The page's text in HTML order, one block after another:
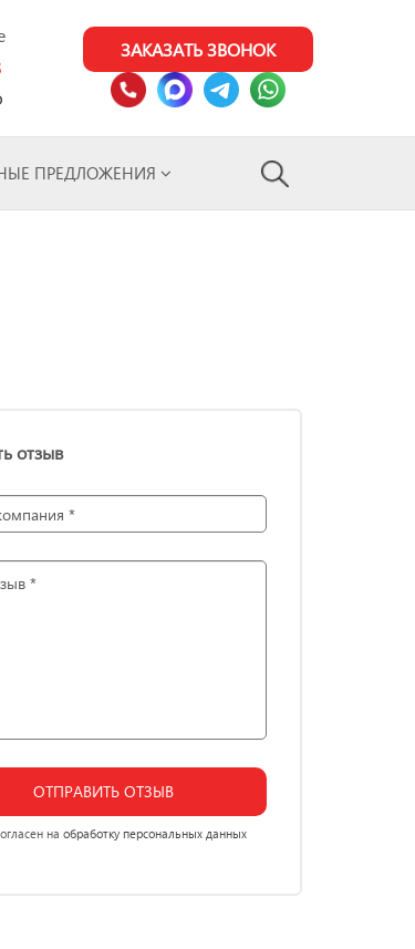
ЗАКАЗАТЬ ЗВОНОК
ПРЕДЛОЖЕНИЯ
отзыв
ОТПРАВИТЬ ОТЗЫВ
на обработку персональных данных